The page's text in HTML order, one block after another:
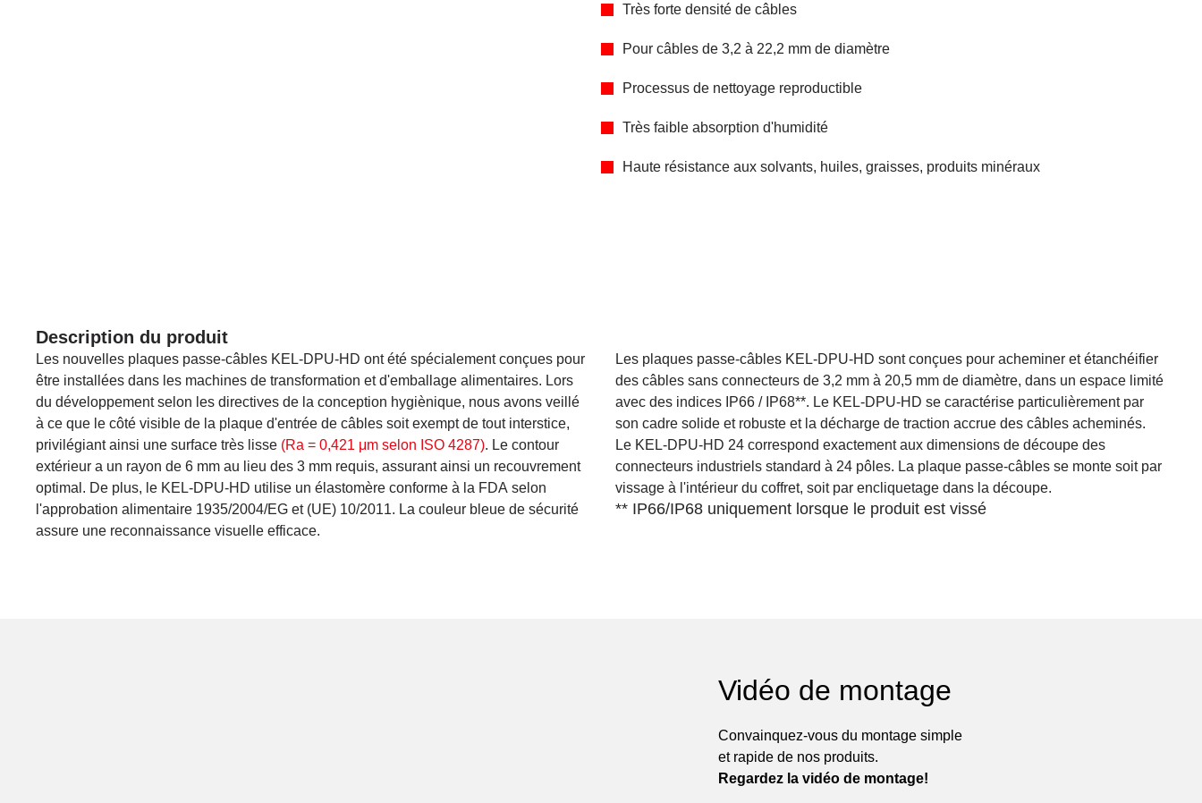
Très forte densité de câbles
Pour câbles de 3,2 à 22,2 mm de diamètre
Processus de nettoyage reproductible
Très faible absorption d'humidité
Haute résistance aux solvants, huiles, graisses, produits minéraux
Description du produit
Les nouvelles plaques passe-câbles KEL-DPU-HD ont été spécialement conçues pour
être installées dans les machines de transformation et d'emballage alimentaires. Lors
du développement selon les directives de la conception hygiènique, nous avons veillé
à ce que le côté visible de la plaque d'entrée de câbles soit exempt de tout interstice,
privilégiant ainsi une surface très lisse (Ra = 0,421 μm selon ISO 4287). Le contour
extérieur a un rayon de 6 mm au lieu des 3 mm requis, assurant ainsi un recouvrement
optimal. De plus, le KEL-DPU-HD utilise un élastomère conforme à la FDA selon
l'approbation alimentaire 1935/2004/EG et (UE) 10/2011. La couleur bleue de sécurité
assure une reconnaissance visuelle efficace.
Les plaques passe-câbles KEL-DPU-HD sont conçues pour acheminer et étanchéifier
des câbles sans connecteurs de 3,2 mm à 20,5 mm de diamètre, dans un espace limité
avec des indices IP66 / IP68**. Le KEL-DPU-HD se caractérise particulièrement par
son cadre solide et robuste et la décharge de traction accrue des câbles acheminés.
Le KEL-DPU-HD 24 correspond exactement aux dimensions de découpe des
connecteurs industriels standard à 24 pôles. La plaque passe-câbles se monte soit par
vissage à l'intérieur du coffret, soit par encliquetage dans la découpe.
** IP66/IP68 uniquement lorsque le produit est vissé
Vidéo de montage
Convainquez-vous du montage simple
et rapide de nos produits.
Regardez la vidéo de montage!